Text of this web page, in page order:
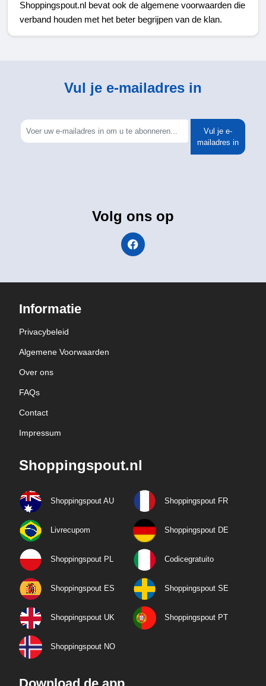
Shoppingspout.nl bevat ook de algemene voorwaarden die
verband houden met het beter begrijpen van de klan.
Vul je e-mailadres in
Vul je e-
mailadres in
Volg ons op
Informatie
Privacybeleid
Algemene Voorwaarden
Over ons
FAQs
Contact
Impressum
Shoppingspout.nl
Shoppingspout AU Shoppingspout FR
Livrecupom Shoppingspout DE
Shoppingspout PL Codicegratuito
Shoppingspout ES Shoppingspout SE
Shoppingspout UK Shoppingspout PT
Shoppingspout NO